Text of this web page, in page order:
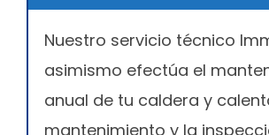
Nuestro servicio técnico
asimismo efectúa el
anual de tu caldera y
mantenimiento y la